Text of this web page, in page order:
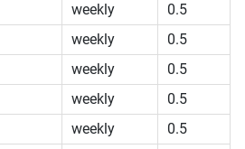
weekly
0.5
weekly
0.5
weekly
0.5
weekly
0.5
weekly
0.5